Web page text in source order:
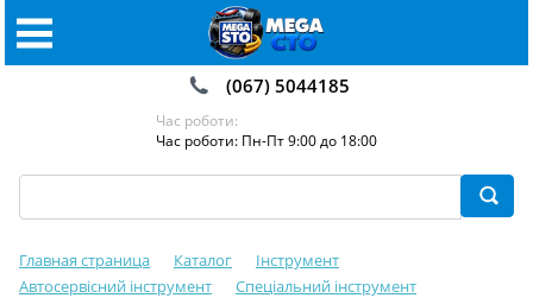
(067) 5044185
Час роботи:
Час роботи: Пн-Пт 9:00 до 18:00
Главная страница Каталог
Інструмент
Автосервісний інструмент
Спеціальний інструмент